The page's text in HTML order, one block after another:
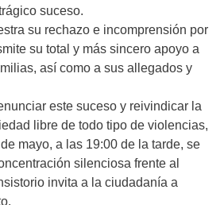
suceso.
su rechazo e incomprensión por
su total y más sincero apoyo a
así como a sus allegados y
este suceso y reivindicar la
libre de todo tipo de violencias,
mayo, a las 19:00 de la tarde, se
silenciosa frente al
invita a la ciudadanía a